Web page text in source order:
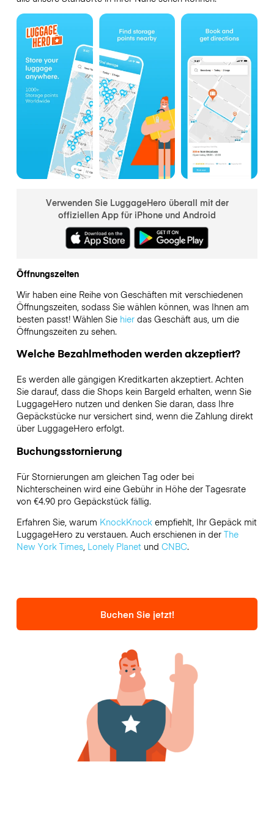
Verwenden Sie LuggageHero überall mit der
offiziellen App für iPhone und Android
Öffnungszeiten
Wir haben eine Reihe von Geschäften mit verschiedenen
Öffnungszeiten, sodass Sie wählen können, was Ihnen am
besten passt! Wählen Sie hierdas Geschäft aus, um die
Öffnungszeiten zu sehen.
Welche Bezahlmethoden werden akzeptiert?
Es werden alle gängigen Kreditkarten akzeptiert. Achten
Sie darauf, dass die Shops kein Bargeld erhalten, wenn Sie
LuggageHero nutzen und denken Sie daran, dass Ihre
Gepäckstücke nur versichert sind, wenn die Zahlung direkt
über LuggageHero erfolgt.
Buchungsstornierung
Für Stornierungen am gleichen Tag oder bei
Nichterscheinen wird eine Gebühr in Höhe der Tagesrate
von €4.90 pro Gepäckstück fällig.
Erfahren Sie, warum KnockKnockempfiehlt, Ihr Gepäck mit
LuggageHero zu verstauen. Auch erschienen in der The
New York Times, Lonely Planetund CNBC.
Buchen Sie jetzt!